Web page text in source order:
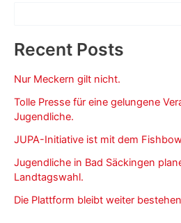
Recent Posts
Nur Meckern gilt nicht.
Tolle Presse für eine gelungene
Jugendliche.
JUPA-Initiative ist mit dem
Jugendliche in Bad Säckingen
Landtagswahl.
Die Plattform bleibt weiter